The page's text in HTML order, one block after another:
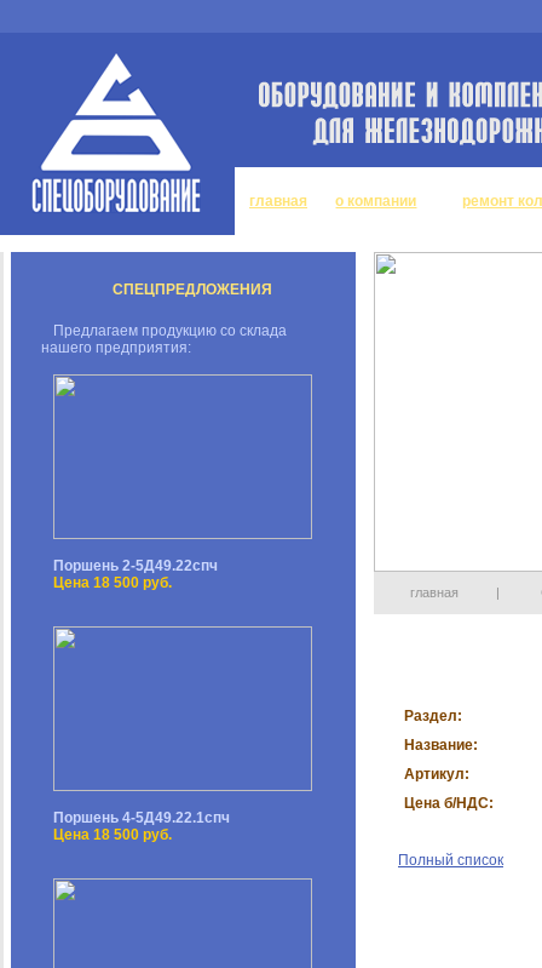
главная о компании ремонт
СПЕЦПРЕДЛОЖЕНИЯ
Предлагаем продукцию со склада
нашего предприятия:
Поршень 2-5Д49.22спч
Цена 18 500 руб.
Поршень 4-5Д49.22.1спч
Цена 18 500 руб.
главная |
Раздел:
Название:
Артикул:
Цена б/НДС:
Полный список